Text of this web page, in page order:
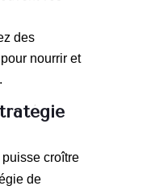
des
nourrir et
croître
de